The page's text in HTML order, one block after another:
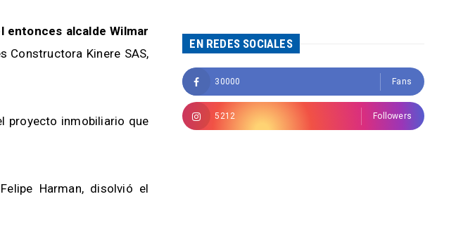
entonces alcalde Wilmar
Constructora Kinere SAS,
proyecto inmobiliario que
Harman, disolvió el
EN REDES SOCIALES
30000 Fans
5212 Followers